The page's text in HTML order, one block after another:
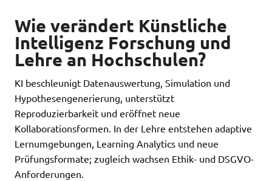
Wie verändert Künstliche
Intelligenz Forschung und
Lehre an Hochschulen?
KI beschleunigt Datenauswertung, Simulation und
Hypothesengenerierung, unterstützt
Reproduzierbarkeit und eröffnet neue
Kollaborationsformen. In der Lehre entstehen adaptive
Lernumgebungen, Learning Analytics und neue
Prüfungsformate; zugleich wachsen Ethik- und DSGVO-
Anforderungen.